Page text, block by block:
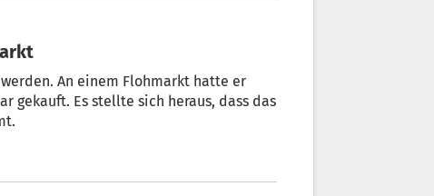
An einem Flohmarkt hatte er
gekauft. Es stellte sich heraus, dass das